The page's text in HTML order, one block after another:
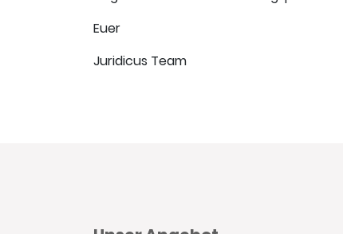
Euer
Juridicus Team